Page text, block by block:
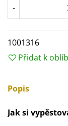
-
1001316
Přidat k
Popis
Jak si